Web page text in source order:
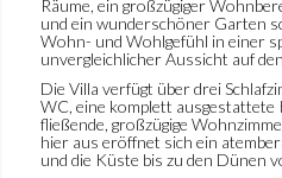
Räume, ein großzügiger
und ein wunderschöner Garten
Wohn- und Wohlgefühl in einer
unvergleichlicher Aussicht auf
Die Villa verfügt über drei
WC, eine komplett ausgestattete
fließende, großzügige
hier aus eröffnet sich ein
und die Küste bis zu den Dünen